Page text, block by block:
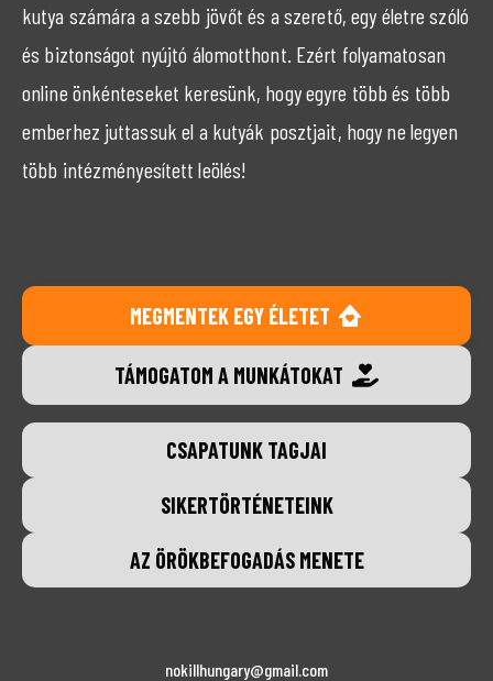
kutya számára a szebb jövőt és a szerető, egy életre szóló
és biztonságot nyújtó álomotthont. Ezért folyamatosan
online önkénteseket keresünk, hogy egyre több és több
emberhez juttassuk el a kutyák posztjait, hogy ne legyen
több intézményesített leölés!
MEGMENTEK EGY ÉLETET
TÁMOGATOM A MUNKÁTOKAT
CSAPATUNK TAGJAI
SIKERTÖRTÉNETEINK
AZ ÖRÖKBEFOGADÁS MENETE
nokillhungary@gmail.com